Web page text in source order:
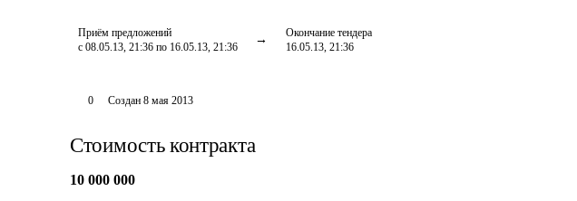
Приём предложений
с 08.05.13, 21:36 по 16.05.13, 21:36
Окончание тендера
16.05.13, 21:36
0 Создан 8 мая 2013
Стоимость контракта
10 000 000